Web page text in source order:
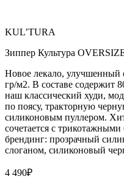
KUL’TURA
Зиппер Культура
Новое лекало, улучшенный
гр/м2. В составе содержит
наш классический худи,
по поясу, тракторную
силиконовым пуллером.
сочетается с
брендинг: прозрачный
слоганом, силиконовый
4 490₽